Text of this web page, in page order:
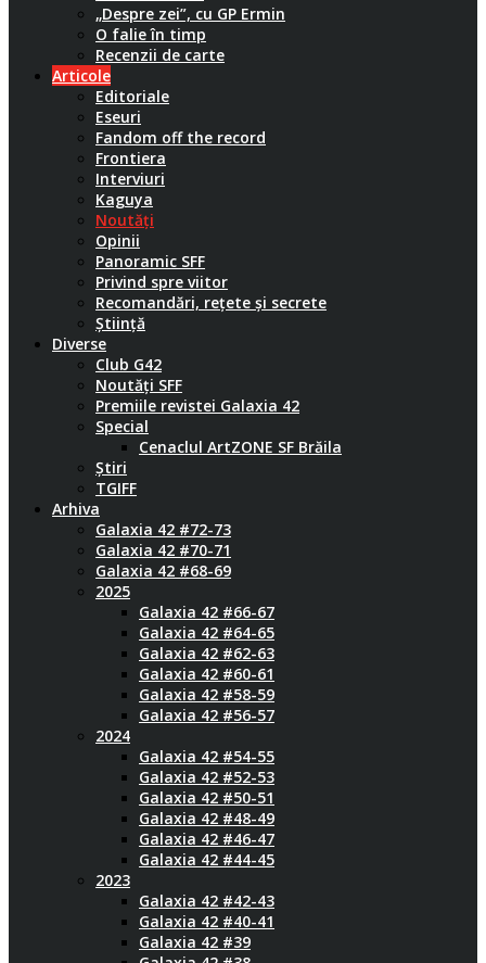
„Despre zei”, cu GP Ermin
O falie în timp
Recenzii de carte
Articole
Editoriale
Eseuri
Fandom off the record
Frontiera
Interviuri
Kaguya
Noutăți
Opinii
Panoramic SFF
Privind spre viitor
Recomandări, rețete și secrete
Știință
Diverse
Club G42
Noutăți SFF
Premiile revistei Galaxia 42
Special
Cenaclul ArtZONE SF Brăila
Știri
TGIFF
Arhiva
Galaxia 42 #72-73
Galaxia 42 #70-71
Galaxia 42 #68-69
2025
Galaxia 42 #66-67
Galaxia 42 #64-65
Galaxia 42 #62-63
Galaxia 42 #60-61
Galaxia 42 #58-59
Galaxia 42 #56-57
2024
Galaxia 42 #54-55
Galaxia 42 #52-53
Galaxia 42 #50-51
Galaxia 42 #48-49
Galaxia 42 #46-47
Galaxia 42 #44-45
2023
Galaxia 42 #42-43
Galaxia 42 #40-41
Galaxia 42 #39